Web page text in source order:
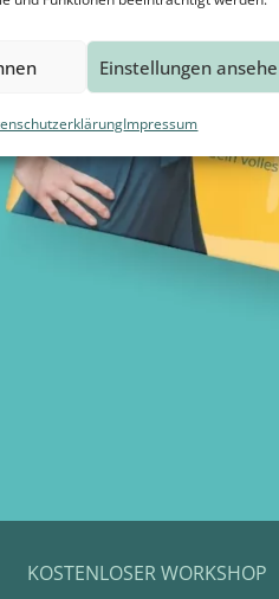
Einstellungen
Impressum
KOSTENLOSER WORKSHOP